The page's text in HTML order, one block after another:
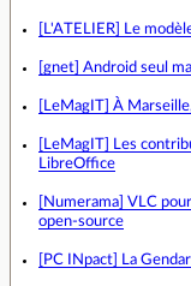
[L'ATELIER] Le
[gnet] Android seul
[LeMagIT] À
[LeMagIT] Les
LibreOffice
[Numerama] VLC
open-source
[PC INpact] La